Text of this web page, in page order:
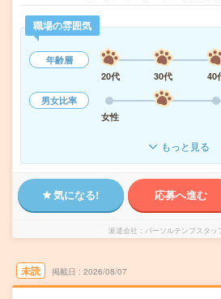
職場の雰囲気
年齢層
20代
30代 40
男女比率
女性
もっと見る
気になる! 応募へ進む
派遣会社 パーソルテンプスタッ
未読 掲載日 2026/08/07